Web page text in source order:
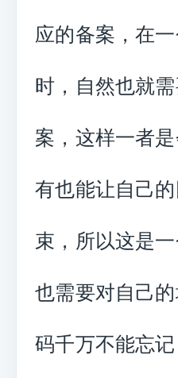
应的备案，在
时，自然也就
案，这样一者
有也能让自己
束，所以这是
也需要对自己
码千万不能忘